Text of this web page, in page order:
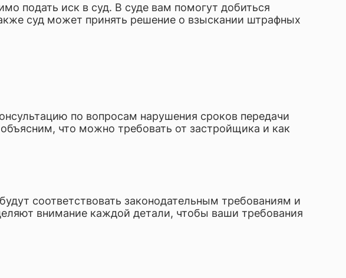
подать иск в суд. В суде вам помогут добиться
суд может принять решение о взыскании штрафных
по вопросам нарушения сроков передачи
что можно требовать от застройщика и как
соответствовать законодательным требованиям и
внимание каждой детали, чтобы ваши требования